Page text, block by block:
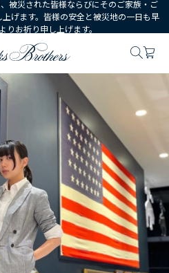
被災された皆様ならびにそのご家族・ご
げます。皆様の安全と被災地の一日も早
りお祈り申し上げます。
ディネート詳細